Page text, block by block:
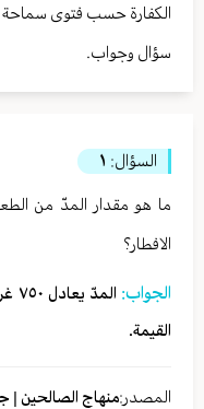
الكفارة حسب فتوى سماحة
سؤال وجواب.
السؤال: ١
ما هو مقدار المدّ من
الافطار؟
الجواب:
القيمة.
المصدر:منهاج الصالحين |